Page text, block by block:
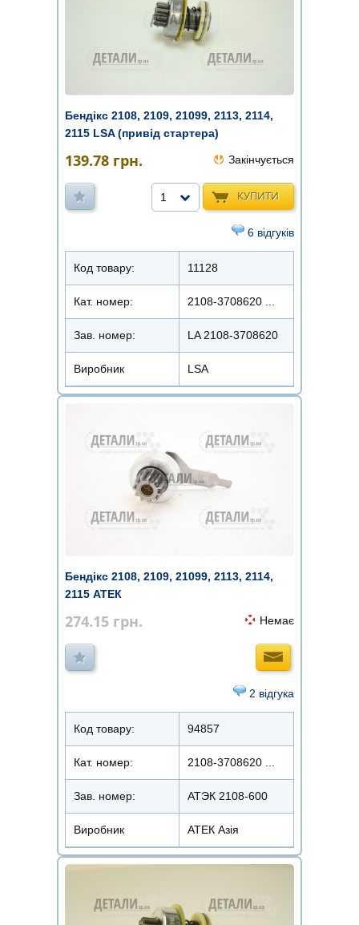
Бендікс 2108, 2109, 21099, 2113, 2114,
2115 LSA (привід стартера)
139.78 грн. Закінчується
КУПИТИ
1
6 відгуків
Код товару: 11128
Кат. номер: 2108-3708620 ...
Зав. номер: LA 2108-3708620
Виробник LSA
Бендікс 2108, 2109, 21099, 2113, 2114,
2115 АТЕК
274.15 грн. Немає
2 відгука
Код товару: 94857
Кат. номер: 2108-3708620 ...
Зав. номер: АТЭК 2108-600
Виробник АТЕК Азія